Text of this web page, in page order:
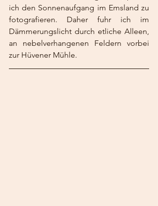
ich den Sonnenaufgang im Emsland zu
fotografieren. Daher fuhr ich im
Dämmerungslicht durch etliche Alleen,
an nebelverhangenen Feldern vorbei
zur Hüvener Mühle.